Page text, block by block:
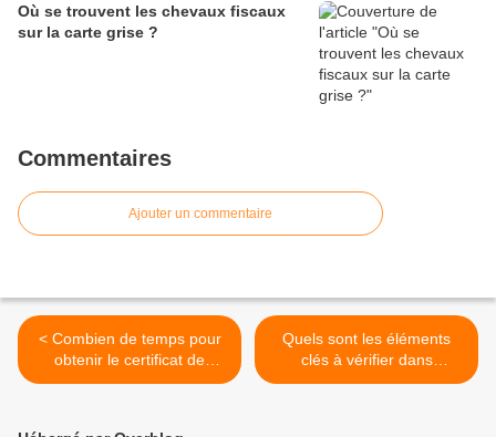
Où se trouvent les chevaux fiscaux
sur la carte grise ?
Commentaires
Ajouter un commentaire
< Combien de temps pour
obtenir le certificat de
conformité européen ?
Quels sont les éléments
clés à vérifier dans
l’historique d’entretien d’une